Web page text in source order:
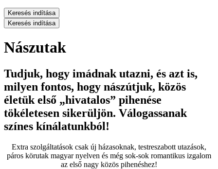
Keresés indítása
Keresés indítása
Nászutak
Tudjuk, hogy imádnak utazni, és azt is,
milyen fontos, hogy nászútjuk, közös
életük első „hivatalos” pihenése
tökéletesen sikerüljön. Válogassanak
színes kínálatunkból!
Extra szolgáltatások csak új házasoknak, testreszabott utazások,
páros körutak magyar nyelven és még sok-sok romantikus izgalom
az első nagy közös pihenéshez!